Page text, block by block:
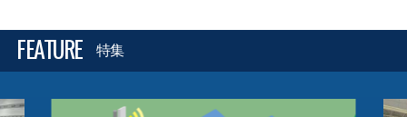
FEATURE 特集